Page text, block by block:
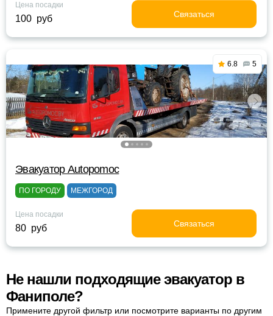
Цена посадки
100 руб Связаться
6.8 5
Эвакуатор Autopomoc
ПО ГОРОДУ МЕЖГОРОД
Цена посадки
80 руб Связаться
Не нашли подходящие эвакуатор в
Фаниполе?
Примените другой фильтр или посмотрите варианты по другим